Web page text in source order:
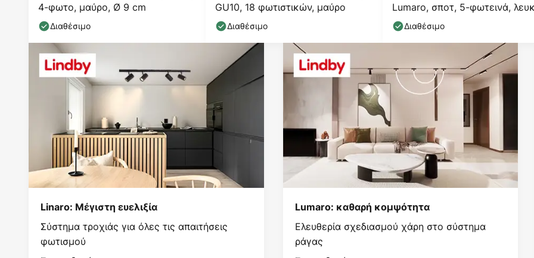
4-φωτο, μαύρο, Ø 9 cm
Διαθέσιμο
GU10, 18 φωτιστικών, μαύρο
Διαθέσιμο
Lumaro, σποτ, 5-φωτεινά,
Ø 4cm, CCT
Διαθέσιμο
Linaro: Μέγιστη ευελιξία
Σύστημα τροχιάς για όλες τις απαιτήσεις
φωτισμού
Lumaro: καθαρή κομψότητα
Ελευθερία σχεδιασμού χάρη στο σύστημα
ράγας